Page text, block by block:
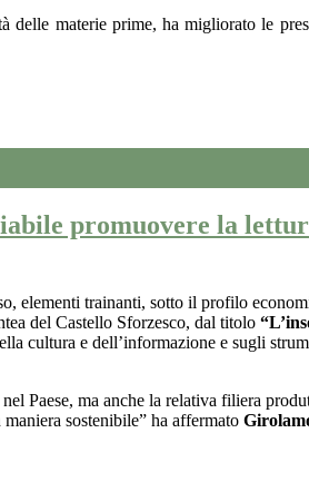
materie prime, ha migliorato le
promuovere la
elementi trainanti, sotto il profilo
del Castello Sforzesco, dal titolo
cultura e dell’informazione e sugli
Paese, ma anche la relativa filiera
sostenibile” ha affermato